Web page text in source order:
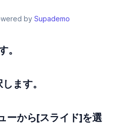
by Supademo
。
ます。
ーから[スライド]を選